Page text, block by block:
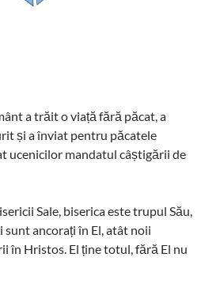
a trăit o viață fără păcat, a
și a înviat pentru păcatele
ucenicilor mandatul câștigării de
Sale, biserica este trupul Său,
ancorați în El, atât noii
în Hristos. El ține totul, fără El nu